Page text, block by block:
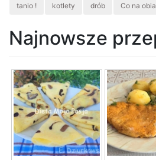
tanio ! kotlety drób Co na
Najnowsze